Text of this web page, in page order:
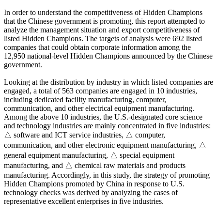
In order to understand the competitiveness of Hidden Champions
that the Chinese government is promoting, this report attempted to
analyze the management situation and export competitiveness of
listed Hidden Champions. The targets of analysis were 692 listed
companies that could obtain corporate information among the
12,950 national-level Hidden Champions announced by the Chinese
government.
Looking at the distribution by industry in which listed companies are
engaged, a total of 563 companies are engaged in 10 industries,
including dedicated facility manufacturing, computer,
communication, and other electrical equipment manufacturing.
Among the above 10 industries, the U.S.-designated core science
and technology industries are mainly concentrated in five industries:
△ software and ICT service industries, △ computer,
communication, and other electronic equipment manufacturing, △
general equipment manufacturing, △ special equipment
manufacturing, and △ chemical raw materials and products
manufacturing. Accordingly, in this study, the strategy of promoting
Hidden Champions promoted by China in response to U.S.
technology checks was derived by analyzing the cases of
representative excellent enterprises in five industries.